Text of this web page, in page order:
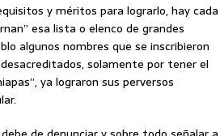
y méritos para lograrlo, hay cada
esa lista o elenco de grandes
algunos nombres que se inscribieron
solamente por tener el
ya lograron sus perversos